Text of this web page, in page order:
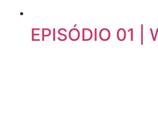
EPISÓDIO 01 |